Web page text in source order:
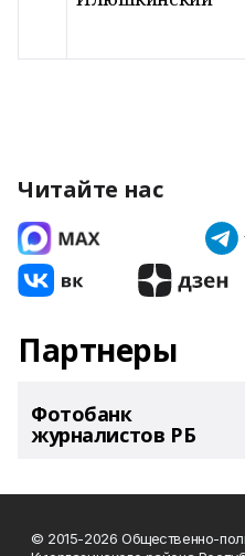
Читайте нас
Партнеры
Фотобанк
журналистов РБ
© 2015-2026 Общественно-